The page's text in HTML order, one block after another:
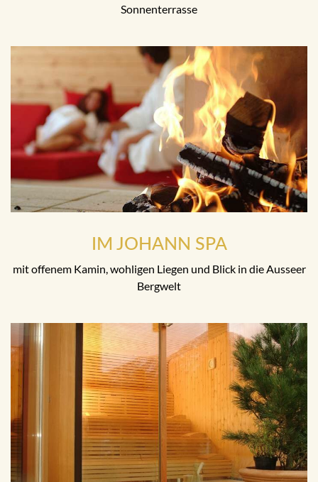
Sonnenterrasse
IM JOHANN SPA
mit offenem Kamin, wohligen Liegen und Blick in die Ausseer
Bergwelt